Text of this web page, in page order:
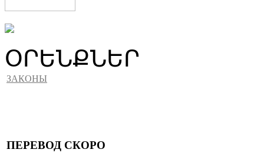
ՕՐԵՆՔՆԵՐ
ЗАКОНЫ
ПЕРЕВОД СКОРО